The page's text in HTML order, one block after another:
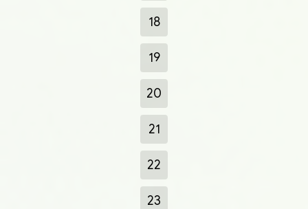
18
19
20
21
22
23